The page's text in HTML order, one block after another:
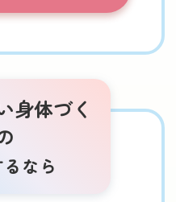
身体づく
なら